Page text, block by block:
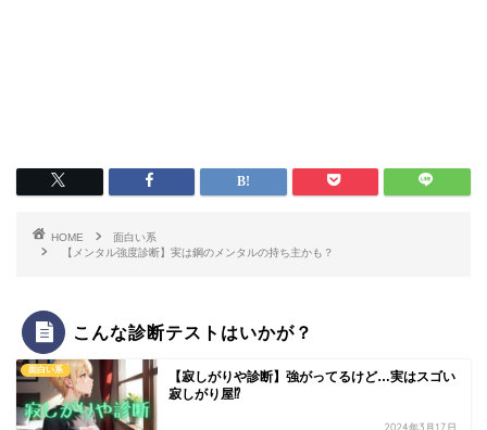
HOME
面白い系
【メンタル強度診断】実は鋼のメンタルの持ち主かも？
こんな診断テストはいかが？
面白い系
【寂しがりや診断】強がってるけど…実はスゴい
寂しがり屋⁉
2024年3月17日